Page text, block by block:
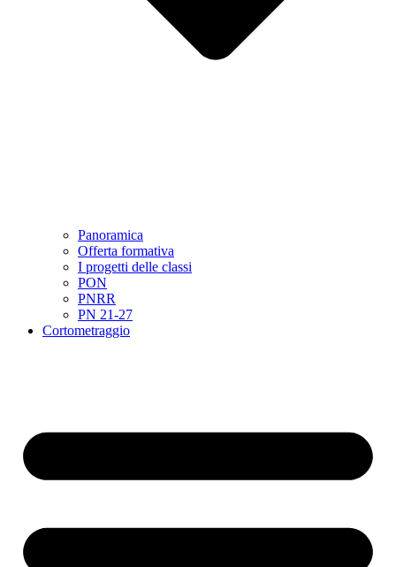
Panoramica
Offerta formativa
I progetti delle classi
PON
PNRR
PN 21-27
Cortometraggio